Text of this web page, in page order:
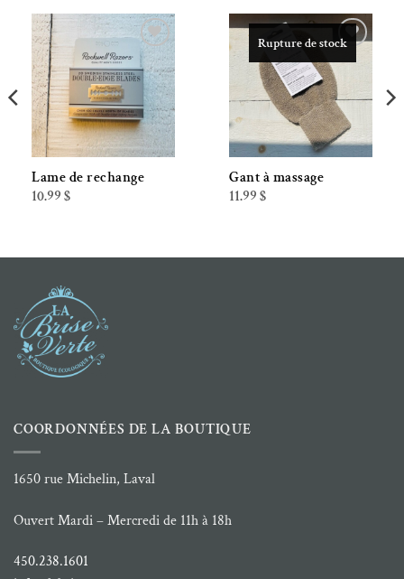
Ajouter à la liste de souhaits
Lame de rechange
10.99 $
Ajouter à la liste de souhaits
Rupture de stock
Gant à massage
11.99 $
COORDONNÉES DE LA BOUTIQUE
1650 rue Michelin, Laval
Ouvert Mardi – Mercredi de 11h à 18h
450.238.1601